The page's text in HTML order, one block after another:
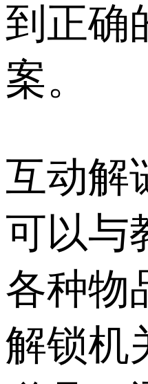
到正确
案。
互动解
可以与
各种物
解锁机